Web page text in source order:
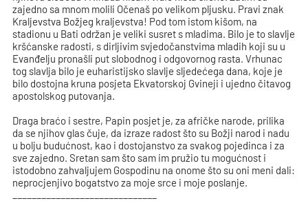
zajedno sa mnom molili Očenaš po velikom pljusku. Pravi znak
Kraljevstva Božjeg kraljevstva! Pod tom istom kišom, na
stadionu u Bati održan je veliki susret s mladima. Bilo je to slavlje
kršćanske radosti, s dirljivim svjedočanstvima mladih koji su u
Evanđelju pronašli put slobodnog i odgovornog rasta. Vrhunac
tog slavlja bilo je euharistijsko slavlje sljedećega dana, koje je
bilo dostojna kruna posjeta Ekvatorskoj Gvineji i ujedno čitavog
apostolskog putovanja.
Draga braćo i sestre, Papin posjet je, za afričke narode, prilika
da se njihov glas čuje, da izraze radost što su Božji narod i nadu
u bolju budućnost, kao i dostojanstvo za svakog pojedinca i za
sve zajedno. Sretan sam što sam im pružio tu mogućnost i
istodobno zahvaljujem Gospodinu na onome što su oni meni dali:
neprocjenjivo bogatstvo za moje srce i moje poslanje.